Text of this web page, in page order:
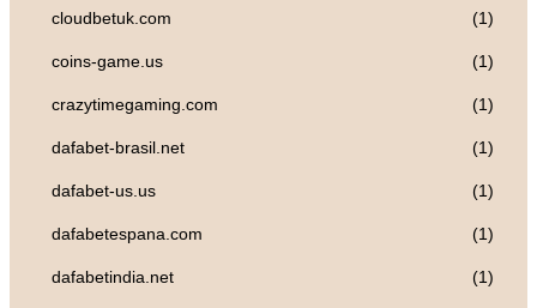
cloudbetuk.com (1)
coins-game.us (1)
crazytimegaming.com (1)
dafabet-brasil.net (1)
dafabet-us.us (1)
dafabetespana.com (1)
dafabetindia.net (1)